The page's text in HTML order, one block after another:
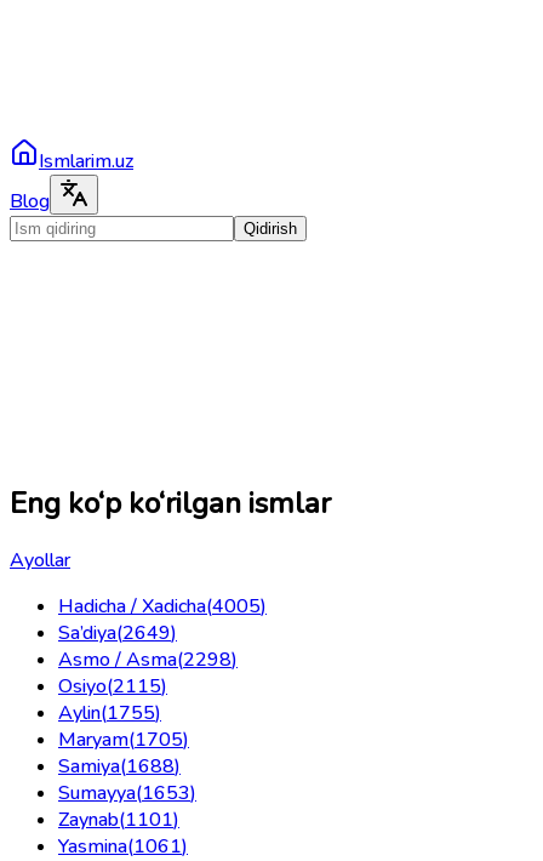
Ismlarim.uz
Blog
Qidirish
Eng ko‘p ko‘rilgan ismlar
Ayollar
Hadicha / Xadicha(4005)
Sa’diya(2649)
Asmo / Asma(2298)
Osiyo(2115)
Aylin(1755)
Maryam(1705)
Samiya(1688)
Sumayya(1653)
Zaynab(1101)
Yasmina(1061)